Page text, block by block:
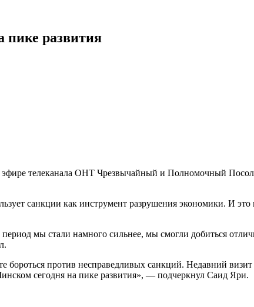
пике развития
телеканала ОНТ Чрезвычайный и Полномочный
санкции как инструмент разрушения экономики. И
мы стали намного сильнее, мы смогли добиться
против несправедливых санкций. Недавний
сегодня на пике развития», — подчеркнул Саид Яри.